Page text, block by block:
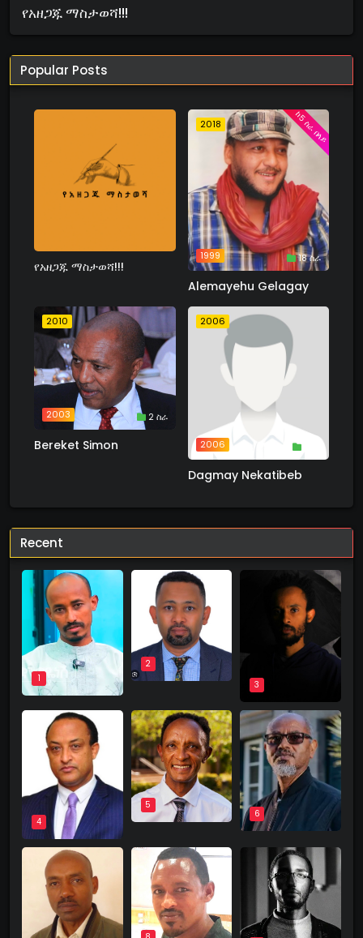
የአዘጋጁ ማስታወሻ!!!
Popular Posts
የአዘጋጁ ማስታወሻ!!!
2018
1999 18 ስራ
ከ5 ስራ በላይ
Alemayehu Gelagay
2010
2003 2 ስራ
Bereket Simon
2006
2006
Dagmay Nekatibeb
Recent
1
2
3
4
5
6